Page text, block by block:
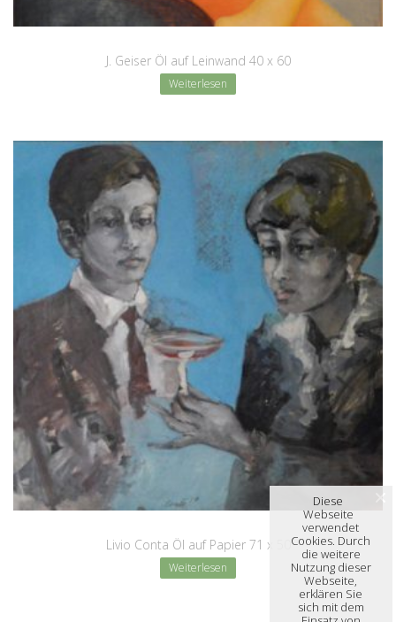
J. Geiser Öl auf Leinwand 40 x 60
Weiterlesen
Livio Conta Öl auf Papier 71 x 50
Weiterlesen
Diese
Webseite
verwendet
Cookies. Durch
die weitere
Nutzung dieser
Webseite,
erklären Sie
sich mit dem